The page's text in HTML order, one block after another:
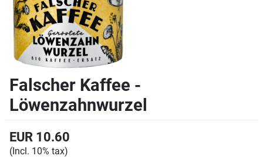
Falscher Kaffee -
Löwenzahnwurzel
EUR 10.60
(Incl. 10% tax)